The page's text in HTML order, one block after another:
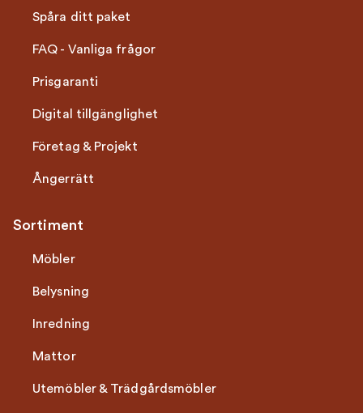
Spåra ditt paket
FAQ - Vanliga frågor
Prisgaranti
Digital tillgänglighet
Företag & Projekt
Ångerrätt
Sortiment
Möbler
Belysning
Inredning
Mattor
Utemöbler & Trädgårdsmöbler